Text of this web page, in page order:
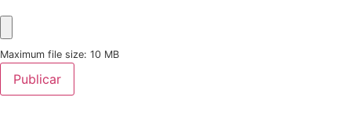
Maximum file size: 10 MB
Publicar